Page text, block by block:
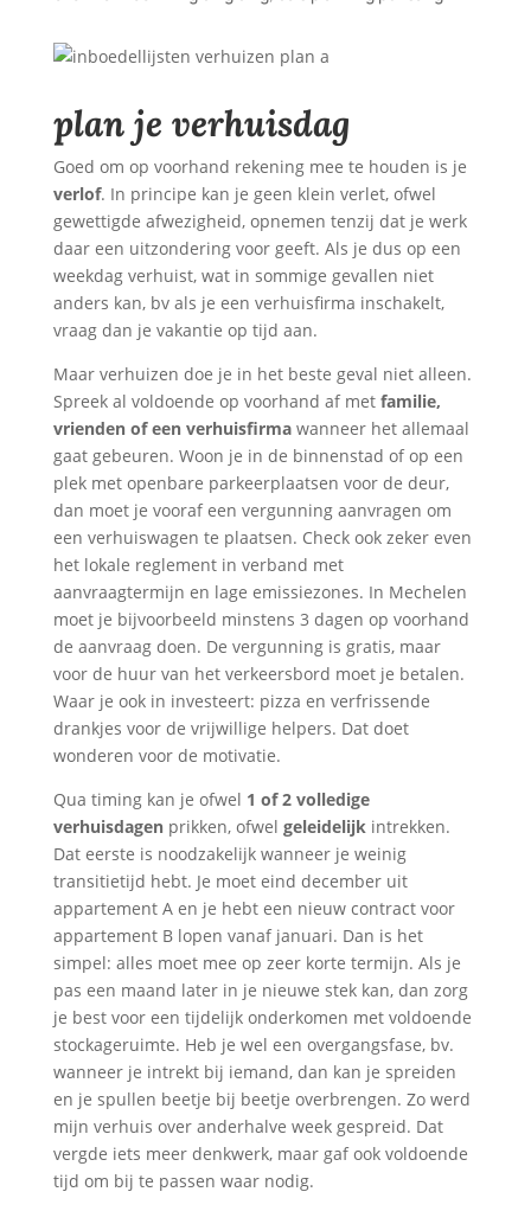
plan je verhuisdag
Goed om op voorhand rekening mee te houden is je
verlof. In principe kan je geen klein verlet, ofwel
gewettigde afwezigheid, opnemen tenzij dat je werk
daar een uitzondering voor geeft. Als je dus op een
weekdag verhuist, wat in sommige gevallen niet
anders kan, bv als je een verhuisfirma inschakelt,
vraag dan je vakantie op tijd aan.
Maar verhuizen doe je in het beste geval niet alleen.
Spreek al voldoende op voorhand af met familie,
vrienden of een verhuisfirmawanneer het allemaal
gaat gebeuren. Woon je in de binnenstad of op een
plek met openbare parkeerplaatsen voor de deur,
dan moet je vooraf een vergunning aanvragen om
een verhuiswagen te plaatsen. Check ook zeker even
het lokale reglement in verband met
aanvraagtermijn en lage emissiezones. In Mechelen
moet je bijvoorbeeld minstens 3 dagen op voorhand
de aanvraag doen. De vergunning is gratis, maar
voor de huur van het verkeersbord moet je betalen.
Waar je ook in investeert: pizza en verfrissende
drankjes voor de vrijwillige helpers. Dat doet
wonderen voor de motivatie.
Qua timing kan je ofwel 1 of 2 volledige
verhuisdagenprikken, ofwel geleidelijkintrekken.
Dat eerste is noodzakelijk wanneer je weinig
transitietijd hebt. Je moet eind december uit
appartement A en je hebt een nieuw contract voor
appartement B lopen vanaf januari. Dan is het
simpel: alles moet mee op zeer korte termijn. Als je
pas een maand later in je nieuwe stek kan, dan zorg
je best voor een tijdelijk onderkomen met voldoende
stockageruimte. Heb je wel een overgangsfase, bv.
wanneer je intrekt bij iemand, dan kan je spreiden
en je spullen beetje bij beetje overbrengen. Zo werd
mijn verhuis over anderhalve week gespreid. Dat
vergde iets meer denkwerk, maar gaf ook voldoende
tijd om bij te passen waar nodig.